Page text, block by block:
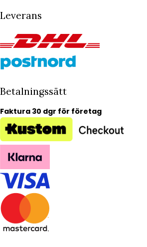
Leverans
Betalningssätt
Faktura 30 dgr för företag